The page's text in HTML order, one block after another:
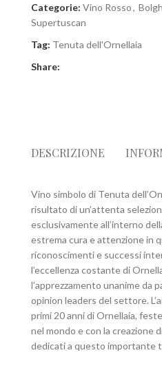
Categorie: Vino Rosso,
Supertuscan
Tag: Tenuta dell'Ornellaia
Share:
DESCRIZIONE
Vino simbolo di Tenuta
risultato di un’attenta
esclusivamente all’interno
estrema cura e attenzione in
riconoscimenti e successi
l’eccellenza costante di
l’apprezzamento unanime da
opinion leaders del settore.
primi 20 anni di Ornellaia,
nel mondo e con la creazione
dedicati a questo importante